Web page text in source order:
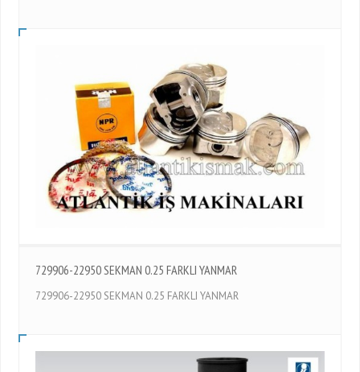
729906-22950 SEKMAN 0.25 FARKLI YANMAR
729906-22950 SEKMAN 0.25 FARKLI YANMAR